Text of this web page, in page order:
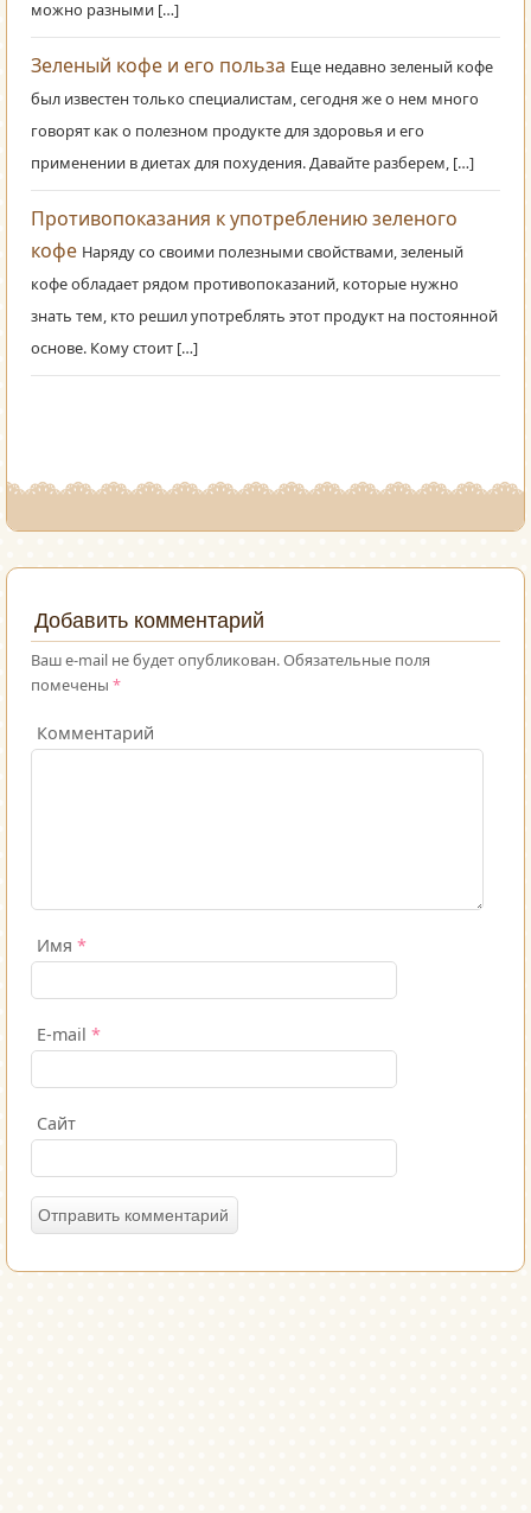
можно разными […]
Зеленый кофе и его польза Еще недавно зеленый кофе
был известен только специалистам, сегодня же о нем много
говорят как о полезном продукте для здоровья и его
применении в диетах для похудения. Давайте разберем, […]
Противопоказания к употреблению зеленого
кофе Наряду со своими полезными свойствами, зеленый
кофе обладает рядом противопоказаний, которые нужно
знать тем, кто решил употреблять этот продукт на постоянной
основе. Кому стоит […]
Добавить комментарий
Ваш e-mail не будет опубликован.Обязательные поля
помечены *
Комментарий
Имя *
E-mail *
Сайт